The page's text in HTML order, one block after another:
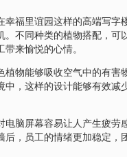
福里谊园这样的高端写字
不同种类的植物搭配，可
来愉悦的心情。
物能够吸收空气中的有害
，这样的设计能够有效减
脑屏幕容易让人产生疲劳
，员工的情绪更加稳定，